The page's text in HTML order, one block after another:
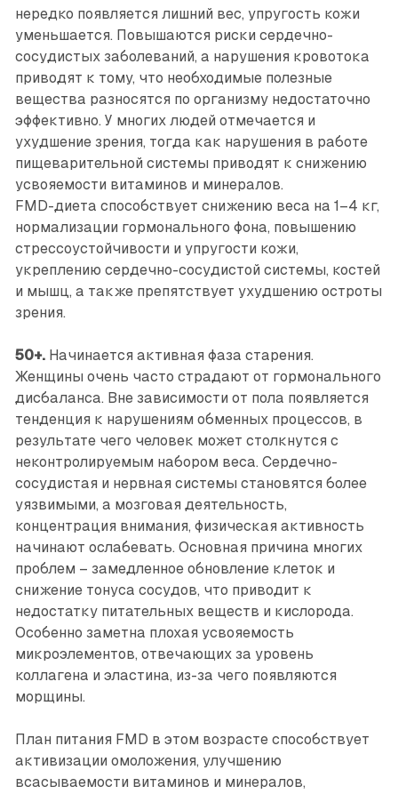
нередко появляется лишний вес, упругость кожи
уменьшается. Повышаются риски сердечно-
сосудистых заболеваний, а нарушения кровотока
приводят к тому, что необходимые полезные
вещества разносятся по организму недостаточно
эффективно. У многих людей отмечается и
ухудшение зрения, тогда как нарушения в работе
пищеварительной системы приводят к снижению
усвояемости витаминов и минералов.
FMD-диета способствует снижению веса на 1–4 кг,
нормализации гормонального фона, повышению
стрессоустойчивости и упругости кожи,
укреплению сердечно-сосудистой системы, костей
и мышц, а также препятствует ухудшению остроты
зрения.
50+.Начинается активная фаза старения.
Женщины очень часто страдают от гормонального
дисбаланса. Вне зависимости от пола появляется
тенденция к нарушениям обменных процессов, в
результате чего человек может столкнутся с
неконтролируемым набором веса. Сердечно-
сосудистая и нервная системы становятся более
уязвимыми, а мозговая деятельность,
концентрация внимания, физическая активность
начинают ослабевать. Основная причина многих
проблем – замедленное обновление клеток и
снижение тонуса сосудов, что приводит к
недостатку питательных веществ и кислорода.
Особенно заметна плохая усвояемость
микроэлементов, отвечающих за уровень
коллагена и эластина, из-за чего появляются
морщины.
План питания FMD в этом возрасте способствует
активизации омоложения, улучшению
всасываемости витаминов и минералов,